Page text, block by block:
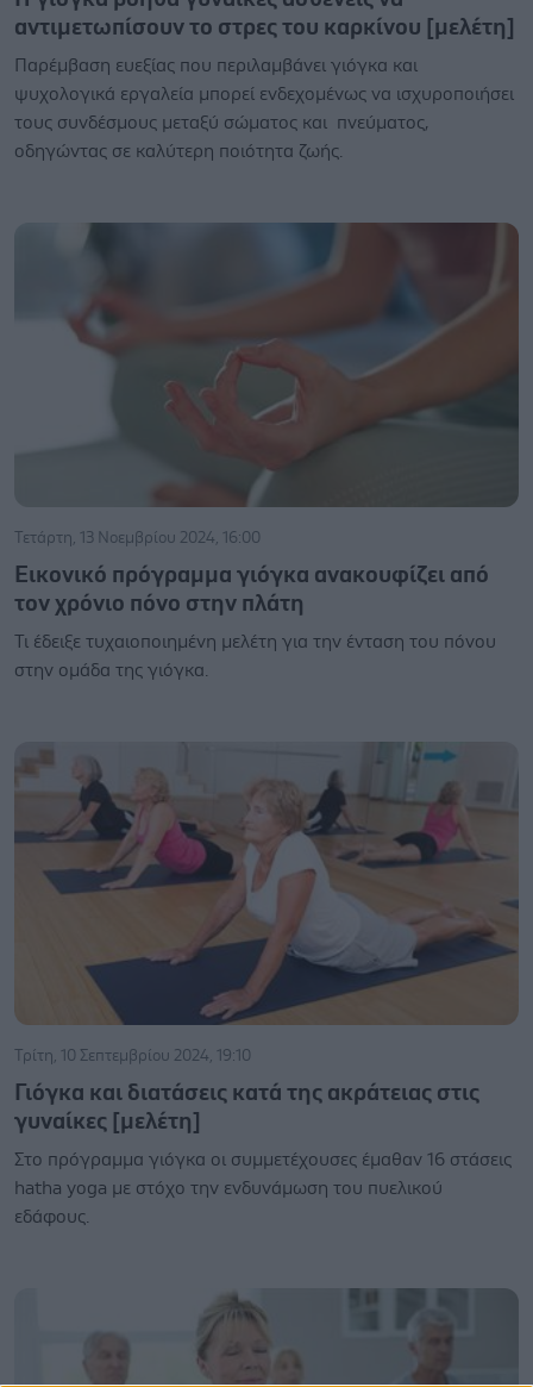
αντιμετωπίσουν το στρες του καρκίνου [μελέτη]
Παρέμβαση ευεξίας που περιλαμβάνει γιόγκα και
ψυχολογικά εργαλεία μπορεί ενδεχομένως να ισχυροποιήσει
τους συνδέσμους μεταξύ σώματος και πνεύματος,
οδηγώντας σε καλύτερη ποιότητα ζωής.
Τετάρτη, 13 Νοεμβρίου 2024, 16:00
Εικονικό πρόγραμμα γιόγκα ανακουφίζει από
τον χρόνιο πόνο στην πλάτη
Τι έδειξε τυχαιοποιημένη μελέτη για την ένταση του πόνου
στην ομάδα της γιόγκα.
Τρίτη, 10 Σεπτεμβρίου 2024, 19:10
Γιόγκα και διατάσεις κατά της ακράτειας στις
γυναίκες [μελέτη]
Στο πρόγραμμα γιόγκα οι συμμετέχουσες έμαθαν 16 στάσεις
hatha yoga με στόχο την ενδυνάμωση του πυελικού
εδάφους.